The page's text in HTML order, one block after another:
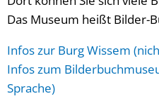
Das Museum heißt Bilder-
Infos zur Burg Wissem
Infos zum
Sprache)